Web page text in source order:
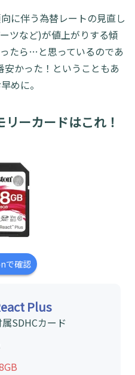
に伴う為替レートの見直し
ツなど)が値上がりする傾
たら…と思っているのであ
かった！ということもあ
めに。
ーカードはこれ！
で確認
Plus
SDHCカード